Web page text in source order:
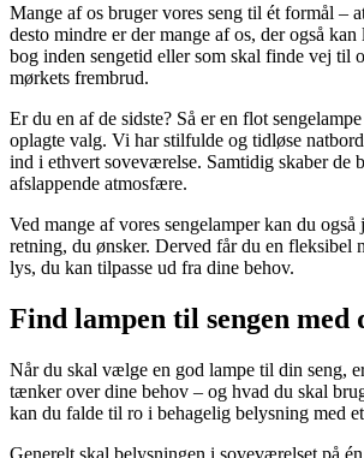
Mange af os bruger vores seng til ét formål –
desto mindre er der mange af os, der også
bog inden sengetid eller som skal finde vej til
mørkets frembrud.
Er du en af de sidste? Så er en flot
oplagte valg. Vi har stilfulde og tidløse
ind i ethvert soveværelse. Samtidig skaber de
afslappende atmosfære.
Ved mange af vores sengelamper kan du også
retning, du ønsker. Derved får du en fleksibel
lys, du kan tilpasse ud fra dine behov.
Find lampen til sengen med
Når du skal vælge en god lampe til din seng,
tænker over dine behov – og hvad du skal
kan du falde til ro i behagelig belysning med
Generelt skal belysningen i soveværelset på